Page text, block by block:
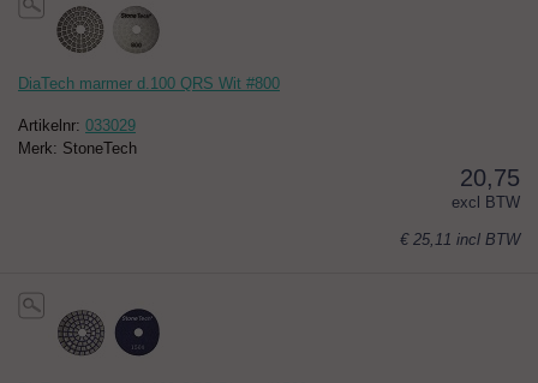
DiaTech marmer d.100 QRS Wit #800
Artikelnr: 033029
Merk: StoneTech
20,75
excl BTW
€ 25,11 incl BTW